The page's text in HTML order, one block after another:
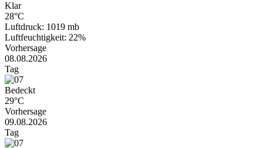
Klar
28°C
Luftdruck: 1019 mb
Luftfeuchtigkeit: 22%
Vorhersage
08.08.2026
Tag
Bedeckt
29°C
Vorhersage
09.08.2026
Tag